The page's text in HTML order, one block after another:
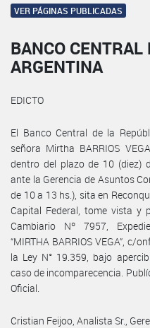
VER PÁGINAS PUBLICADAS
BANCO
ARGENTINA
EDICTO
El Banco Central de la
señora Mirtha BARRIOS
dentro del plazo de 10 (diez)
ante la Gerencia de Asuntos
de 10 a 13 hs.), sita en
Capital Federal, tome vista y
Cambiario Nº 7957,
“MIRTHA BARRIOS VEGA”,
la Ley N° 19.359, bajo
caso de incomparecencia.
Oficial.
Cristian Feijoo, Analista Sr.,